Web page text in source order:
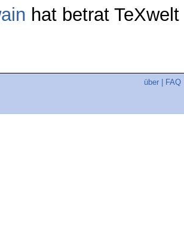
hat betrat
über FAQ